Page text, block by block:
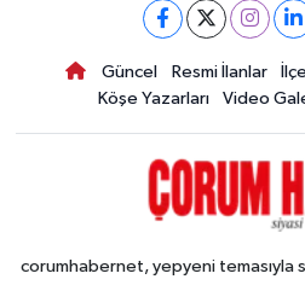
Güncel Resmi İlanlar
Köşe Yazarları
Video
corumhabernet, yepyeni temasıyla